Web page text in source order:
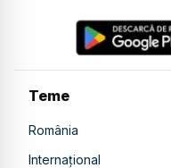
Teme
România
Internațional